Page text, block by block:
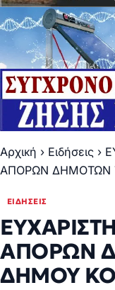
Αρχική › Ειδήσεις ›
ΑΠΟΡΩΝ ΔΗΜΟΤΩΝ
ΕΙΔΉΣΕΙΣ
ΑΠΟΡΩΝ
ΔΗΜΟΥ